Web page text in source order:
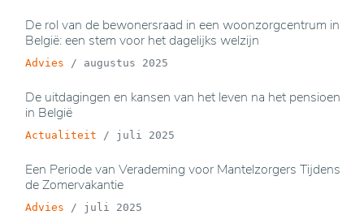
De rol van de bewonersraad in een woonzorgcentrum in
België: een stem voor het dagelijks welzijn
Advies / augustus 2025
De uitdagingen en kansen van het leven na het pensioen
in België
Actualiteit / juli 2025
Een Periode van Verademing voor Mantelzorgers Tijdens
de Zomervakantie
Advies / juli 2025